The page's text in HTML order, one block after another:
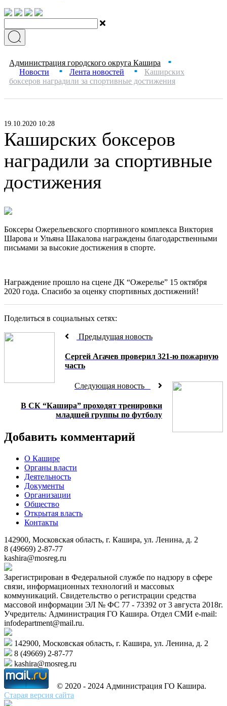
Администрация городского округа Кашира ■
Новости ■ Лента новостей ■
Каширских
боксеров наградили за спортивные достижения
19.10.2020 10:28
Каширских боксеров
наградили за спортивные
достижения
Боксеры Ожерельевского спортивного комплекса Виктория
Шарова и Ульяна Шакалова награждены благодарственными
письмами за высокие достижения в спорте.
Награждение прошло на сцене ДК “Ожерелье” 15 октября
2020 года. Спасибо за оценку спортивных достижений!
Поделиться в социальных сетях:
Предыдущая новость
Сергей Агачев проверил 321-ю пожарную
часть
Следующая новость
В СК “Кашира” проходят тренировки
младшей группы по футболу
Добавить комментарий
О Кашире
Органы власти
Деятельность
Документы
Организации
Общество
Открытая власть
Контакты
142900, Московская область, г. Кашира, ул. Ленина, д. 2
8 (49669) 2-87-77
kashira@mosreg.ru
Зарегистрирован в Федеральной службе по надзору в сфере
связи, информационных технологий и массовых
коммуникаций. Свидетельство о регистрации средства
массовой информации ЭЛ № ФС 77 - 73392 от 3 августа 2018г.
Учредитель: Администрация ГО Кашира. Отдел СМИ e-mail:
infodepartment@mail.ru.
142900, Московская область, г. Кашира, ул. Ленина, д. 2
8 (49669) 2-87-77
kashira@mosreg.ru
© 2020 - 2024 Администрация ГО Кашира.
Старая версия сайта